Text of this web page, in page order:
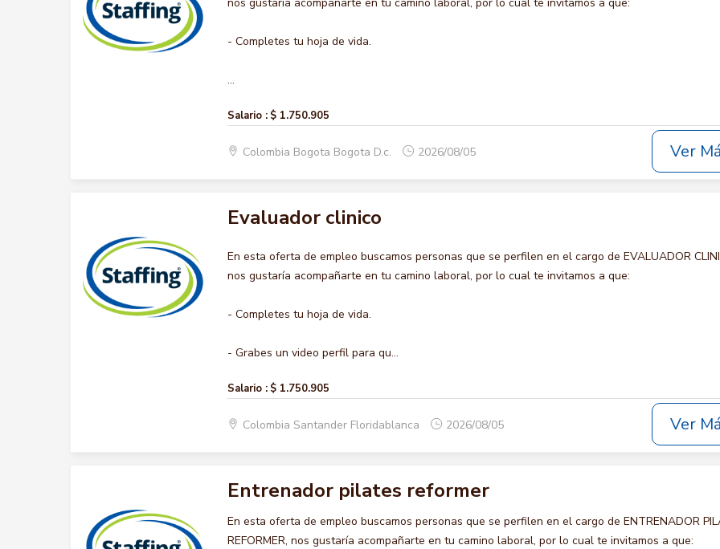
- Completes tu hoja de vida.
...
Salario : $ 1.750.905
Colombia Bogota Bogota D.c. 2026/08/05 Ver
Evaluador clinico
En esta oferta de empleo buscamos personas que se perfilen en el cargo de EVALUADOR
nos gustaría acompañarte en tu camino laboral, por lo cual te invitamos a que:
- Completes tu hoja de vida.
- Grabes un video perfil para qu...
Salario : $ 1.750.905
Colombia Santander Floridablanca 2026/08/05 Ver
Entrenador pilates reformer
En esta oferta de empleo buscamos personas que se perfilen en el cargo de ENTRENADOR
REFORMER, nos gustaría acompañarte en tu camino laboral, por lo cual te invitamos a que: